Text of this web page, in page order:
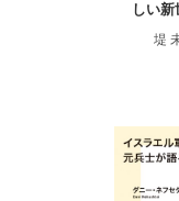
しい新
堤